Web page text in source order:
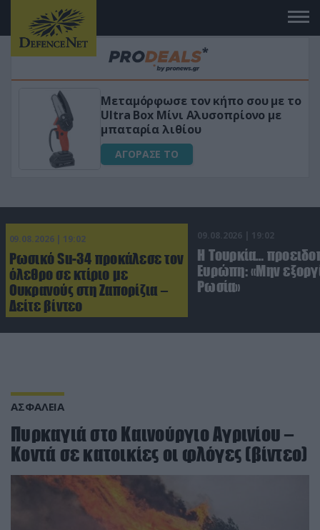
σου με το
με
«Μαγική» φόρμουλα
για αύξηση της λίμπιντο
ΑΓΟΡΑΣΕ ΤΟ
09.08.2026 | 19:02
Ρωσικό Su-34 προκάλεσε τον
όλεθρο σε κτίριο με
Ουκρανούς στη Ζαπορίζια –
Δείτε βίντεο
09.08.2026 | 19:02
Η Τουρκία…
Ευρώπη: «Μην
Ρωσία»
ΑΣΦΑΛΕΙΑ
Πυρκαγιά στο Καινούργιο Αγρινίου –
Κοντά σε κατοικίες οι φλόγες (βίντεο)